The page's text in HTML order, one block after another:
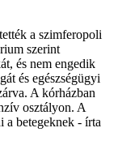
a szimferopoli
szerint
és nem engedik
és egészségügyi
A kórházban
osztályon. A
a betegeknek - írta